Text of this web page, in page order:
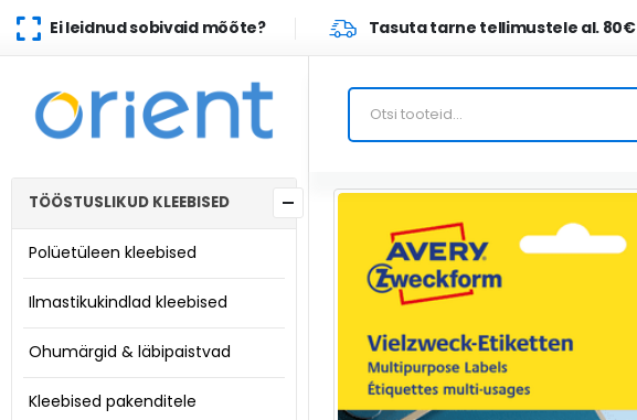
Ei leidnud sobivaid mõõte? Tasuta tarne tellimustele al. 80€
TÖÖSTUSLIKUD KLEEBISED
Polüetüleen kleebised
Ilmastikukindlad kleebised
Ohumärgid & läbipaistvad
Kleebised pakenditele